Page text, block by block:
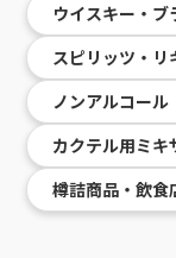
ウイスキー・ブ
スピリッツ・リ
ノンアルコール
カクテル用ミキ
樽詰商品・飲食